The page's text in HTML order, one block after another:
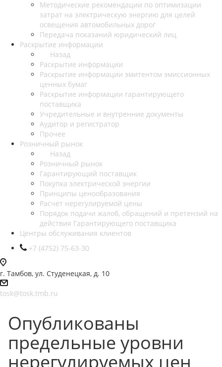
Методические рекомендации по оптимизации
затрат на электрическую энергию для целей
освещения автомобильных дорог
Передача показаний юридический лиц
Раскрытие информации
Назад
Раскрытие информации
Раскрытие информации эмитентом эмиссионных
ценных бумаг
Раскрытие информации гарантирующего
поставщика
Учредительные и внутренние документы
Аудитор и регистратор
Прочее
Розничный рынок
Назад
Розничный рынок
Гарантирующий поставщик
Покупка электрической энергии
Принципы ценообразования
Расчет нерегулируемой цены
Порядок подачи жалоб, обращений и претензий на
действия Гарантирующего поставщика
Центры обслуживания клиентов
+7 (4752) 75-63-30
г. Тамбов, ул. Студенецкая, д. 10
tosk@tosk.tmb.ru
Опубликованы
предельные уровни
нерегулируемых цен